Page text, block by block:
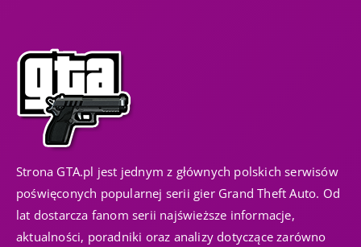
Strona GTA.pl jest jednym z głównych polskich serwisów
poświęconych popularnej serii gier Grand Theft Auto. Od
lat dostarcza fanom serii najświeższe informacje,
aktualności, poradniki oraz analizy dotyczące zarówno